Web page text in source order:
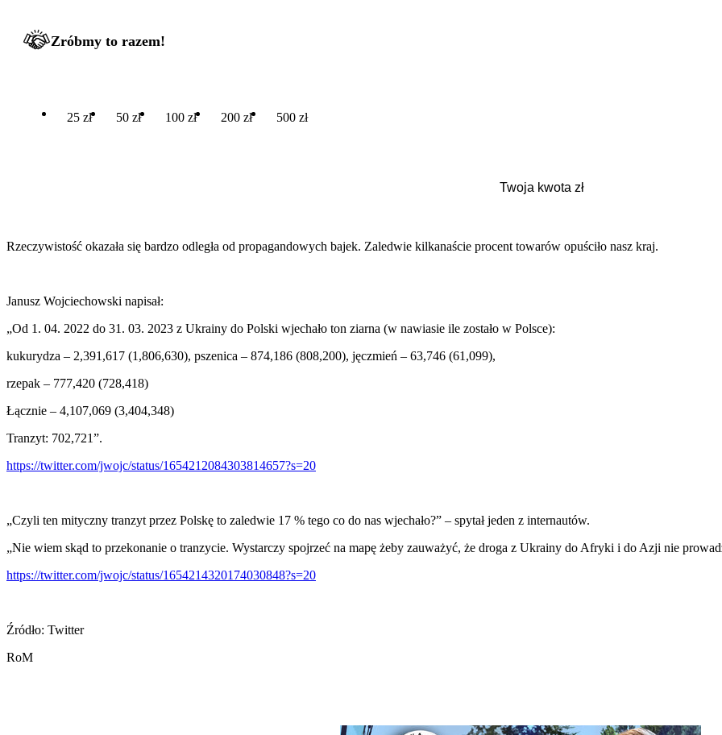
Zróbmy to razem!
25 zł 50 zł 100 zł 200 zł 500 zł
Rzeczywistość okazała się bardzo odległa od propagandowych bajek. Zaledwie kilkanaście procent towarów opuściło nasz kraj.
Janusz Wojciechowski napisał:
„Od 1. 04. 2022 do 31. 03. 2023 z Ukrainy do Polski wjechało ton ziarna (w nawiasie ile zostało w Polsce):
kukurydza – 2,391,617 (1,806,630), pszenica – 874,186 (808,200), jęczmień – 63,746 (61,099),
rzepak – 777,420 (728,418)
Łącznie – 4,107,069 (3,404,348)
Tranzyt: 702,721”.
https://twitter.com/jwojc/status/1654212084303814657?s=20
„Czyli ten mityczny tranzyt przez Polskę to zaledwie 17 % tego co do nas wjechało?” – spytał jeden z internautów.
„Nie wiem skąd to przekonanie o tranzycie. Wystarczy spojrzeć na mapę żeby zauważyć, że droga z Ukrainy do Afryki i do Azji nie
https://twitter.com/jwojc/status/1654214320174030848?s=20
Źródło: Twitter
RoM